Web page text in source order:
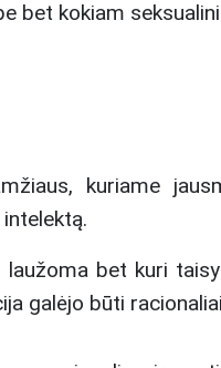
bet kokiam
kuriame
bet kuri
galėjo būti